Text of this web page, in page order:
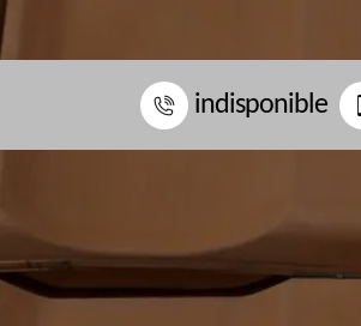
indisponible